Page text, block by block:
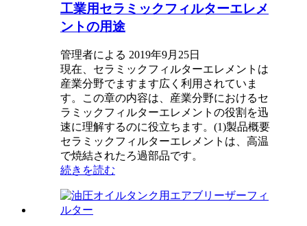
工業用セラミックフィルターエレメ
ントの用途
管理者による 2019年9月25日
現在、セラミックフィルターエレメントは
産業分野でますます広く利用されていま
す。この章の内容は、産業分野におけるセ
ラミックフィルターエレメントの役割を迅
速に理解するのに役立ちます。(1)製品概要
セラミックフィルターエレメントは、高温
で焼結されたろ過部品です。
続きを読む